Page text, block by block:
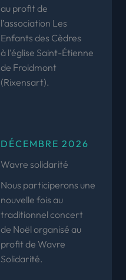
au profit de
l’association Les
Enfants des Cèdres
à l’église Saint-Étienne
de Froidmont
(Rixensart).
DÉCEMBRE 2026
Wavre solidarité
Nous participerons une
nouvelle fois au
traditionnel concert
de Noël organisé au
profit de Wavre
Solidarité.